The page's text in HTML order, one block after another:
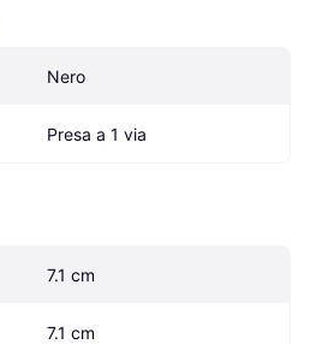
Nero
Presa a 1 via
7.1 cm
7.1 cm